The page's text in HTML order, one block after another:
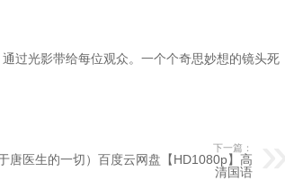
过光影带给每位观众。一个个奇思妙想的镜头死
下一篇：
于唐医生的一切）百度云网盘【HD1080p】高
清国语